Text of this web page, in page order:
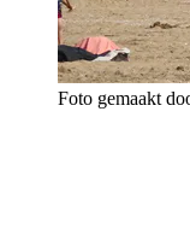
Foto gemaakt